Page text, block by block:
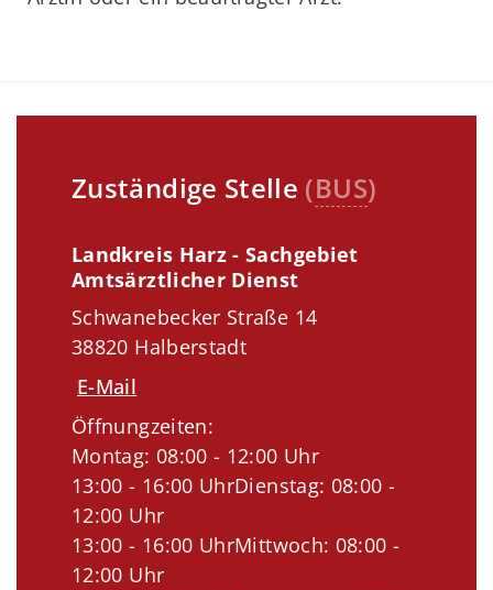
Zuständige Stelle (BUS)
Landkreis Harz - Sachgebiet
Amtsärztlicher Dienst
Schwanebecker Straße 14
38820 Halberstadt
E-Mail
Öffnungzeiten:
Montag: 08:00 - 12:00 Uhr
13:00 - 16:00 UhrDienstag: 08:00 -
12:00 Uhr
13:00 - 16:00 UhrMittwoch: 08:00 -
12:00 Uhr